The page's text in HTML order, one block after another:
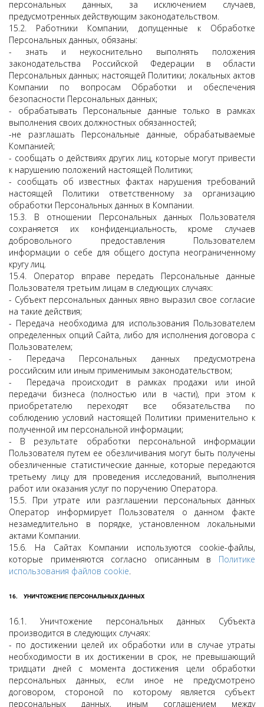
персональных данных, за исключением случаев,
предусмотренных действующим законодательством.
15.2. Работники Компании, допущенные к Обработке
Персональных данных, обязаны:
- знать и неукоснительно выполнять положения
законодательства Российской Федерации в области
Персональных данных; настоящей Политики; локальных актов
Компании по вопросам Обработки и обеспечения
безопасности Персональных данных;
- обрабатывать Персональные данные только в рамках
выполнения своих должностных обязанностей;
-не разглашать Персональные данные, обрабатываемые
Компанией;
- сообщать о действиях других лиц, которые могут привести
к нарушению положений настоящей Политики;
- сообщать об известных фактах нарушения требований
настоящей Политики ответственному за организацию
обработки Персональных данных в Компании.
15.3. В отношении Персональных данных Пользователя
сохраняется их конфиденциальность, кроме случаев
добровольного предоставления Пользователем
информации о себе для общего доступа неограниченному
кругу лиц.
15.4. Оператор вправе передать Персональные данные
Пользователя третьим лицам в следующих случаях:
- Субъект персональных данных явно выразил свое согласие
на такие действия;
- Передача необходима для использования Пользователем
определенных опций Сайта, либо для исполнения договора с
Пользователем;
- Передача Персональных данных предусмотрена
российским или иным применимым законодательством;
- Передача происходит в рамках продажи или иной
передачи бизнеса (полностью или в части), при этом к
приобретателю переходят все обязательства по
соблюдению условий настоящей Политики применительно к
полученной им персональной информации;
- В результате обработки персональной информации
Пользователя путем ее обезличивания могут быть получены
обезличенные статистические данные, которые передаются
третьему лицу для проведения исследований, выполнения
работ или оказания услуг по поручению Оператора.
15.5. При утрате или разглашении персональных данных
Оператор информирует Пользователя о данном факте
незамедлительно в порядке, установленном локальными
актами Компании.
15.6. На Сайтах Компании используются cookie-файлы,
которые применяются согласно описанным в Политике
использования файлов cookie.
16. УНИЧТОЖЕНИЕ ПЕРСОНАЛЬНЫХ ДАННЫХ
16.1. Уничтожение персональных данных Субъекта
производится в следующих случаях:
- по достижении целей их обработки или в случае утраты
необходимости в их достижении в срок, не превышающий
тридцати дней с момента достижения цели обработки
персональных данных, если иное не предусмотрено
договором, стороной по которому является субъект
персональных данных, иным соглашением между